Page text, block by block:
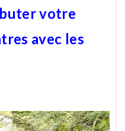
votre
avec les